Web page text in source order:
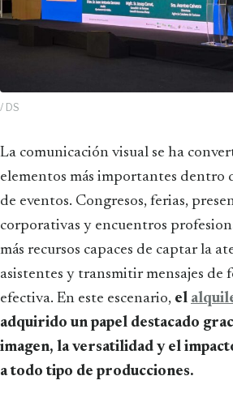
/ DS
La comunicación visual se ha convertido en uno de los
elementos más importantes dentro
de eventos. Congresos, ferias,
corporativas y encuentros
más recursos capaces de captar la
asistentes y transmitir mensajes de
efectiva. En este escenario, el
adquirido un papel destacado
imagen, la versatilidad y el
a todo tipo de producciones.